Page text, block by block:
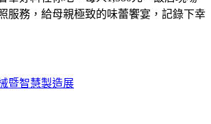
服務，給母親極致的味蕾饗宴，記錄下幸
暨智慧製造展